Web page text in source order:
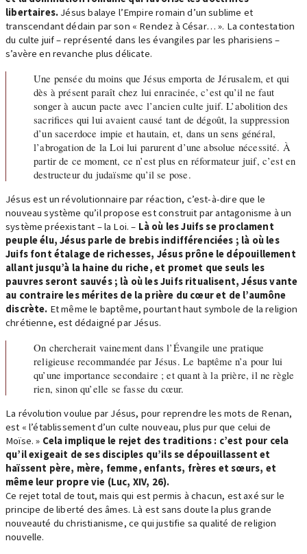
libertaires. Jésus balaye l’Empire romain d’un sublime et
transcendant dédain par son « Rendez à César… ». La contestation
du culte juif – représenté dans les évangiles par les pharisiens –
s’avère en revanche plus délicate.
Une pensée du moins que Jésus emporta de Jérusalem, et qui
dès à présent paraît chez lui enracinée, c’est qu’il ne faut
songer à aucun pacte avec l’ancien culte juif. L’abolition des
sacrifices qui lui avaient causé tant de dégoût, la suppression
d’un sacerdoce impie et hautain, et, dans un sens général,
l’abrogation de la Loi lui parurent d’une absolue nécessité. À
partir de ce moment, ce n’est plus en réformateur juif, c’est en
destructeur du judaïsme qu’il se pose.
Jésus est un révolutionnaire par réaction, c’est-à-dire que le
nouveau système qu’il propose est construit par antagonisme à un
système préexistant – la Loi. – Là où les Juifs se proclament
peuple élu, Jésus parle de brebis indifférenciées ; là où les
Juifs font étalage de richesses, Jésus prône le dépouillement
allant jusqu’à la haine du riche, et promet que seuls les
pauvres seront sauvés ; là où les Juifs ritualisent, Jésus vante
au contraire les mérites de la prière du cœur et de l’aumône
discrète. Et même le baptême, pourtant haut symbole de la religion
chrétienne, est dédaigné par Jésus.
On chercherait vainement dans l’Évangile une pratique
religieuse recommandée par Jésus. Le baptême n’a pour lui
qu’une importance secondaire ; et quant à la prière, il ne règle
rien, sinon qu’elle se fasse du cœur.
La révolution voulue par Jésus, pour reprendre les mots de Renan,
est « l’établissement d’un culte nouveau, plus pur que celui de
Moïse. » Cela implique le rejet des traditions : c’est pour cela
qu’il exigeait de ses disciples qu’ils se dépouillassent et
haïssent père, mère, femme, enfants, frères et sœurs, et
même leur propre vie (Luc, XIV, 26).
Ce rejet total de tout, mais qui est permis à chacun, est axé sur le
principe de liberté des âmes. Là est sans doute la plus grande
nouveauté du christianisme, ce qui justifie sa qualité de religion
nouvelle.